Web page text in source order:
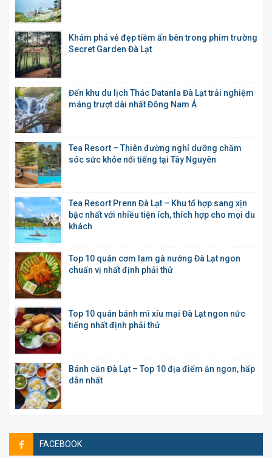
Khám phá vẻ đẹp tiềm ẩn bên trong phim trường
Secret Garden Đà Lạt
Đến khu du lịch Thác Datanla Đà Lạt trải nghiệm
máng trượt dài nhất Đông Nam Á
Tea Resort – Thiên đường nghỉ dưỡng chăm
sóc sức khỏe nổi tiếng tại Tây Nguyên
Tea Resort Prenn Đà Lạt – Khu tổ hợp sang xịn
bậc nhất với nhiều tiện ích, thích hợp cho mọi du
khách
Top 10 quán cơm lam gà nướng Đà Lạt ngon
chuẩn vị nhất định phải thử
Top 10 quán bánh mì xíu mại Đà Lạt ngon nức
tiếng nhất định phải thử
Bánh căn Đà Lạt – Top 10 địa điểm ăn ngon, hấp
dẫn nhất
FACEBOOK